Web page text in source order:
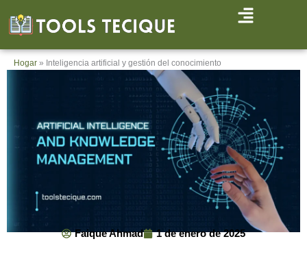
Hogar » Inteligencia artificial y gestión del conocimiento
Faique Ahmad 1 de enero de 2025